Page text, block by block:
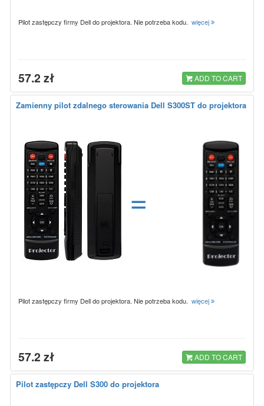
Pilot zastępczy firmy Dell do projektora. Nie potrzeba kodu. więcej
57.2 zł ADD TO CART
Zamienny pilot zdalnego sterowania Dell S300ST do projektora
=
Pilot zastępczy firmy Dell do projektora. Nie potrzeba kodu. więcej
57.2 zł ADD TO CART
Pilot zastępczy Dell S300 do projektora